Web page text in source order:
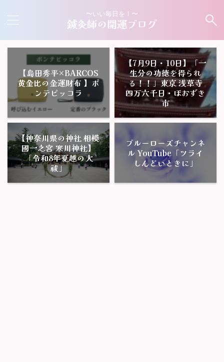
〜いい毎日を！〜
鍼灸師の開運ブログ
【島田秀平×BARCOS
黄金比の金運財布 】ポ
ンテピッコラ
【7月9日・10日】「一
生分の功徳を得られ
る！！」東京 浅草寺
四万六千日・ほおずき
市
【神奈川県の神社 相模
國一之宮 寒川神社】
「令和8年夏越の大
祓」
ブルーローズチャンネ
ル YouTube「ツライ
しんどいときに」